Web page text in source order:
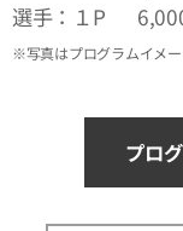
選手：１P
※写真はプログラムイメー
プロ